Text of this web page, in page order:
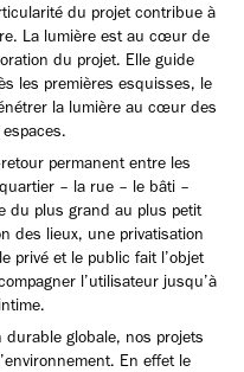
du projet contribue à
La lumière est au cœur de
du projet. Elle guide
les premières esquisses, le
la lumière au cœur des
permanent entre les
– la rue – le bâti –
du plus grand au plus petit
des lieux, une privatisation
privé et le public fait l’objet
l’utilisateur jusqu’à
durable globale, nos projets
En effet le